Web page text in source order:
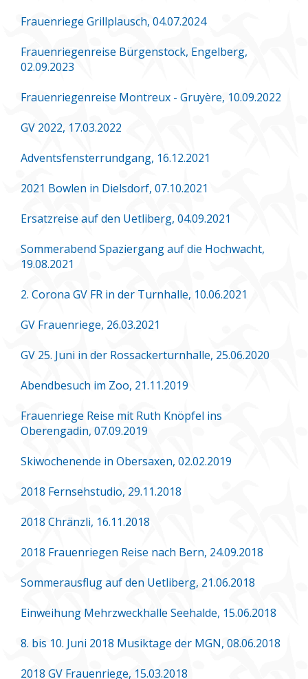
Frauenriege Grillplausch, 04.07.2024
Frauenriegenreise Bürgenstock, Engelberg,
02.09.2023
Frauenriegenreise Montreux - Gruyère, 10.09.2022
GV 2022, 17.03.2022
Adventsfensterrundgang, 16.12.2021
2021 Bowlen in Dielsdorf, 07.10.2021
Ersatzreise auf den Uetliberg, 04.09.2021
Sommerabend Spaziergang auf die Hochwacht,
19.08.2021
2. Corona GV FR in der Turnhalle, 10.06.2021
GV Frauenriege, 26.03.2021
GV 25. Juni in der Rossackerturnhalle, 25.06.2020
Abendbesuch im Zoo, 21.11.2019
Frauenriege Reise mit Ruth Knöpfel ins
Oberengadin, 07.09.2019
Skiwochenende in Obersaxen, 02.02.2019
2018 Fernsehstudio, 29.11.2018
2018 Chränzli, 16.11.2018
2018 Frauenriegen Reise nach Bern, 24.09.2018
Sommerausflug auf den Uetliberg, 21.06.2018
Einweihung Mehrzweckhalle Seehalde, 15.06.2018
8. bis 10. Juni 2018 Musiktage der MGN, 08.06.2018
2018 GV Frauenriege, 15.03.2018